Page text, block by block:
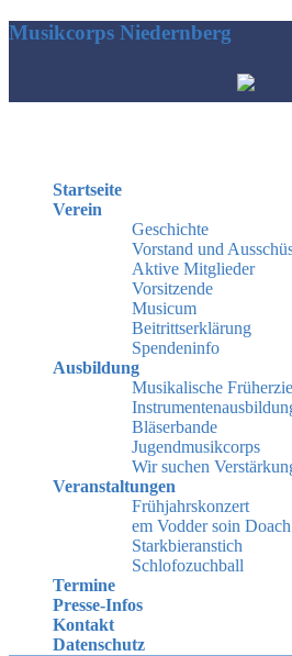
Musikcorps Niedernberg
Startseite
Verein
Geschichte
Vorstand und
Aktive Mitglieder
Vorsitzende
Musicum
Beitrittserklärung
Spendeninfo
Ausbildung
Musikalische
Bläserbande
Jugendmusikcorps
Wir suchen
Veranstaltungen
Frühjahrskonzert
em Vodder soin Doach
Starkbieranstich
Schlofozuchball
Termine
Presse-Infos
Kontakt
Datenschutz